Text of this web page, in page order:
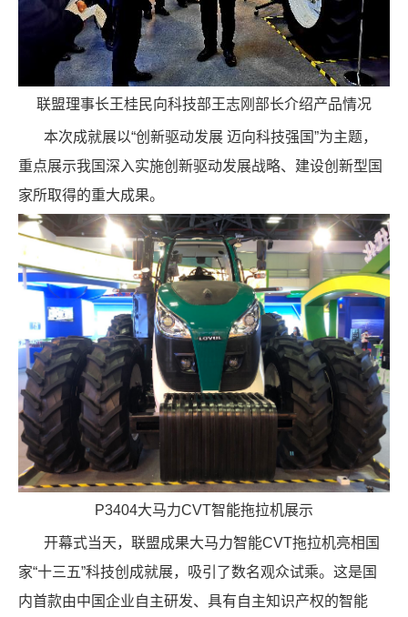
联盟理事长王桂民向科技部王志刚部长介绍产品情况
本次成就展以“创新驱动发展 迈向科技强国”为主题，
重点展示我国深入实施创新驱动发展战略、建设创新型国
家所取得的重大成果。
P3404大马力CVT智能拖拉机展示
开幕式当天，联盟成果大马力智能CVT拖拉机亮相国
家“十三五”科技创成就展，吸引了数名观众试乘。这是国
内首款由中国企业自主研发、具有自主知识产权的智能